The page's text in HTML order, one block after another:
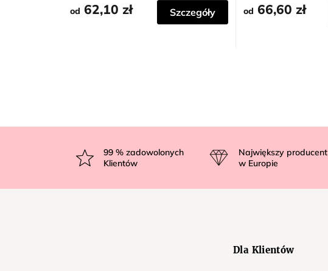
od 62,10 zł Szczegóły od 66,60 zł
p
99% zadowolonych
Klientów
Największy producent
w Europie
Dla Klientów